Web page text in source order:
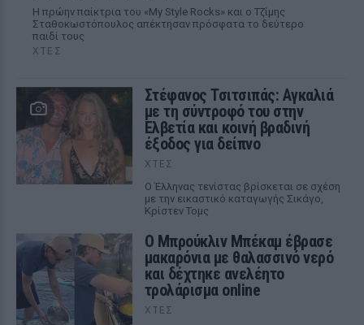
Η πρώην παίκτρια του «My Style Rocks» και ο Τζίμης
Σταθοκωστόπουλος απέκτησαν πρόσφατα το δεύτερο
παιδί τους
ΧΤΕΣ
Στέφανος Τσιτσιπάς: Αγκαλιά
με τη σύντροφό του στην
Ελβετία και κοινή βραδινή
έξοδος για δείπνο
ΧΤΕΣ
Ο Έλληνας τενίστας βρίσκεται σε σχέση
με την εικαστικό καταγωγής Σικάγο,
Κρίστεν Τομς
Ο Μπρούκλιν Μπέκαμ έβρασε
μακαρόνια με θαλασσινό νερό
και δέχτηκε ανελέητο
τρολάρισμα online
ΧΤΕΣ